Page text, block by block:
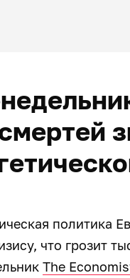
политика
что грозит
The